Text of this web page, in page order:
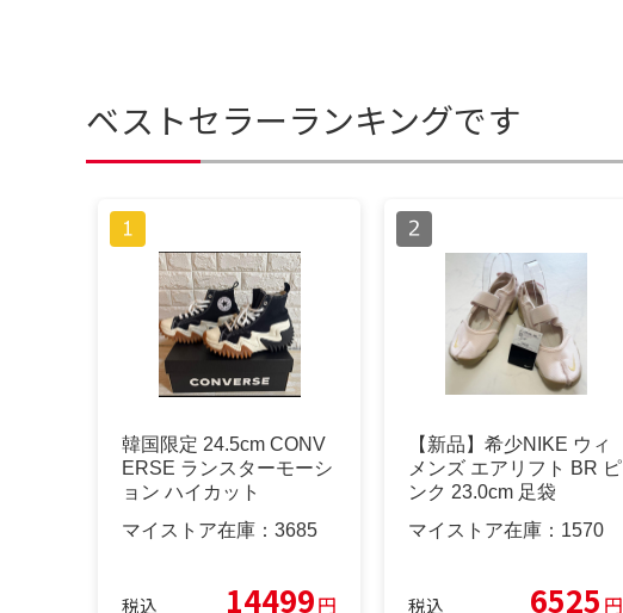
ベストセラーランキングです
韓国限定 24.5cm CONV
ERSE ランスターモーシ
ョン ハイカット
マイストア在庫： 3685
税込 14499円
【新品】希少NIKE ウィ
メンズ エアリフト BR ピ
ンク 23.0cm 足袋
マイストア在庫： 1570
税込 6525 円